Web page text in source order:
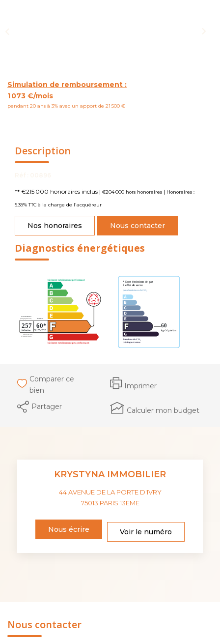
Simulation de remboursement :
1 073 €/mois
pendant 20 ans à 3% avec un apport de 21 500 €
Description
** €215 000 honoraires inclus | €204 000 hors honoraires | Honoraires :
5.39% TTC à la charge de l'acquéreur
Nos honoraires Nous contacter
Diagnostics énergétiques
Comparer ce
bien
Imprimer
Partager Calculer mon budget
KRYSTYNA IMMOBILIER
44 AVENUE DE LA PORTE D'IVRY
75013 PARIS 13EME
Nous écrire Voir le numéro
Nous contacter